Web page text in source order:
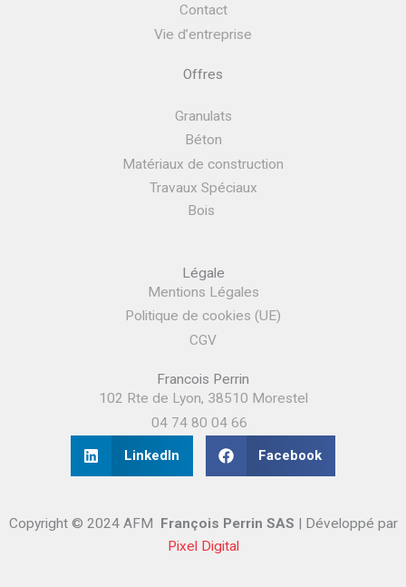
Contact
Vie d’entreprise
Offres
Granulats
Béton
Matériaux de construction
Travaux Spéciaux
Bois
Légale
Mentions Légales
Politique de cookies (UE)
CGV
Francois Perrin
102 Rte de Lyon, 38510 Morestel
04 74 80 04 66
LinkedIn Facebook
Copyright © 2024 AFM François Perrin SAS | Développé par
Pixel Digital